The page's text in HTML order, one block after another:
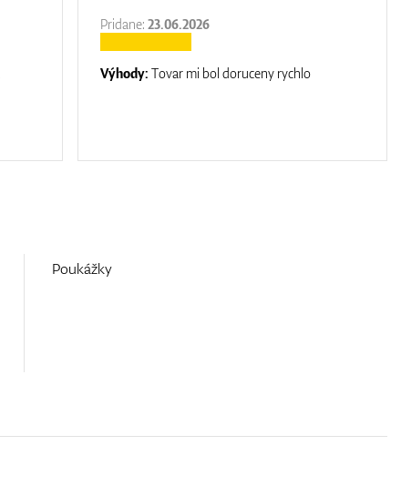
Pridane:23.06.2026
Výhody:Tovar mi bol doruceny rychlo
Poukážky